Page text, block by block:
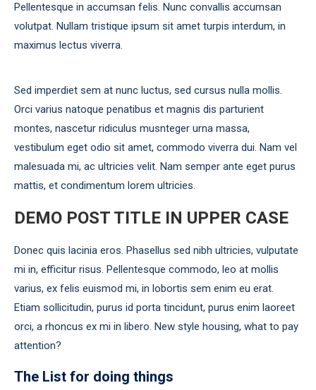
Pellentesque in accumsan felis. Nunc convallis accumsan
volutpat. Nullam tristique ipsum sit amet turpis interdum, in
maximus lectus viverra.
Sed imperdiet sem at nunc luctus, sed cursus nulla mollis.
Orci varius natoque penatibus et magnis dis parturient
montes, nascetur ridiculus musnteger urna massa,
vestibulum eget odio sit amet, commodo viverra dui. Nam vel
malesuada mi, ac ultricies velit. Nam semper ante eget purus
mattis, et condimentum lorem ultricies.
DEMO POST TITLE IN UPPER CASE
Donec quis lacinia eros. Phasellus sed nibh ultricies, vulputate
mi in, efficitur risus. Pellentesque commodo, leo at mollis
varius, ex felis euismod mi, in lobortis sem enim eu erat.
Etiam sollicitudin, purus id porta tincidunt, purus enim laoreet
orci, a rhoncus ex mi in libero. New style housing, what to pay
attention?
The List for doing things